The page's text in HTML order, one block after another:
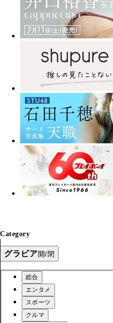
Category
グラビア開/閉
総合
エンタメ
スポーツ
クルマ